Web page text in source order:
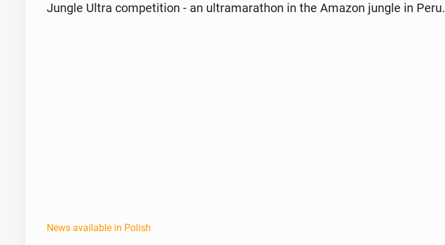
Jungle Ultra com­pe­ti­tion - an ul­tra­ma­rathon in the Amazon jungle in Peru.
News available in Polish